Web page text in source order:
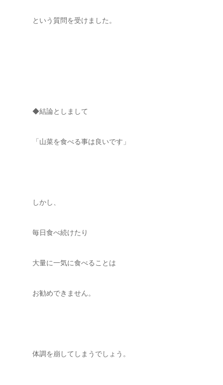
という質問を受けました。
◆結論としまして
「山菜を食べる事は良いです」
しかし、
毎日食べ続けたり
大量に一気に食べることは
お勧めできません。
体調を崩してしまうでしょう。